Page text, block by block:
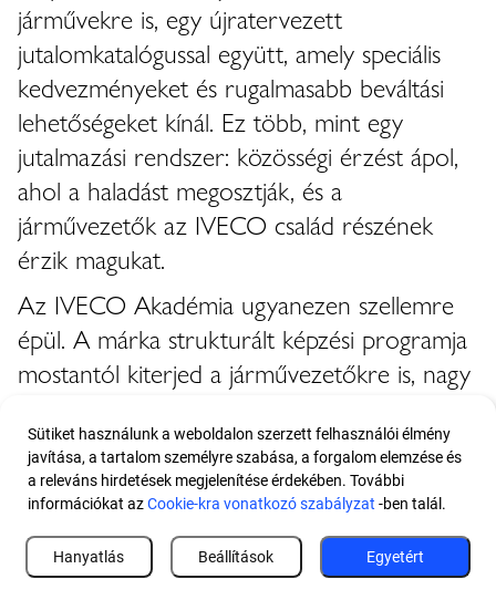
járművekre is, egy újratervezett
jutalomkatalógussal együtt, amely speciális
kedvezményeket és rugalmasabb beváltási
lehetőségeket kínál. Ez több, mint egy
jutalmazási rendszer: közösségi érzést ápol,
ahol a haladást megosztják, és a
járművezetők az IVECO család részének
érzik magukat.
Az IVECO Akadémia ugyanezen szellemre
épül. A márka strukturált képzési programja
mostantól kiterjed a járművezetőkre is, nagy
gyakorlati támogatására. A képzés olyan
területekre összpontosít, mint a biztonság,
az üzemanyag-hatékonyság és a vezetési
teljesítmény, segítve a járművezetőket olyan
készségek elsajátításában, amelyek javíthatják
Sütiket használunk a weboldalon szerzett felhasználói élmény
javítása, a tartalom személyre szabása, a forgalom elemzése és
a releváns hirdetések megjelenítése érdekében. További
információkat azCookie-kra vonatkozó szabályzat -ben talál.
Egyetért
Beállítások
Hanyatlás